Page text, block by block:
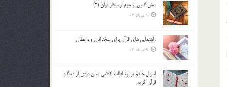
پيش گيري از جرم از منظر قرآن (2)
9 مرداد 03
راهنمایی های قرآن برای سخنرانان و واعظان
9 مرداد 03
اصول حاكم بر ارتباطات كلامى ميان فردى از ديدگاه
قرآن كريم